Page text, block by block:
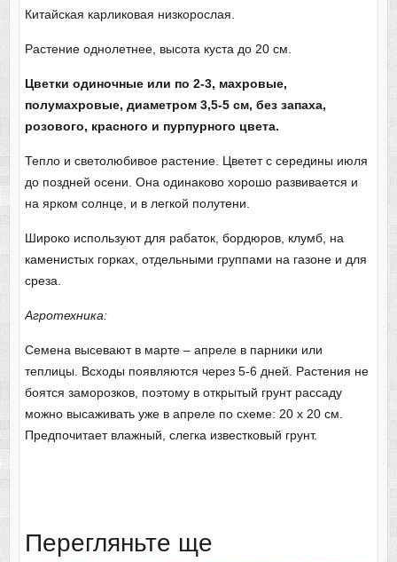
Китайская карликовая низкорослая.
Растение однолетнее, высота куста до 20 см.
Цветки одиночные или по 2-3, махровые,
полумахровые, диаметром 3,5-5 см, без запаха,
розового, красного и пурпурного цвета.
Тепло и светолюбивое растение. Цветет с середины июля
до поздней осени. Она одинаково хорошо развивается и
на ярком солнце, и в легкой полутени.
Широко используют для рабаток, бордюров, клумб, на
каменистых горках, отдельными группами на газоне и для
среза.
Агротехника:
Семена высевают в марте – апреле в парники или
теплицы. Всходы появляются через 5-6 дней. Растения не
боятся заморозков, поэтому в открытый грунт рассаду
можно высаживать уже в апреле по схеме: 20 х 20 см.
Предпочитает влажный, слегка известковый грунт.
Перегляньте ще